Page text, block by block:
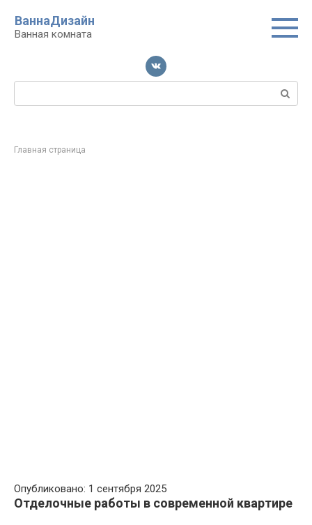
контенту
ВаннаДизайн
Ванная комната
Поиск:
Главная страница
Опубликовано: 1 сентября 2025
Отделочные работы в современной квартире